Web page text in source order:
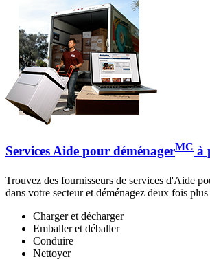
Services Aide pour déménagerMC à
Trouvez des fournisseurs de services d'Aide
dans votre secteur et déménagez deux fois
Charger et décharger
Emballer et déballer
Conduire
Nettoyer